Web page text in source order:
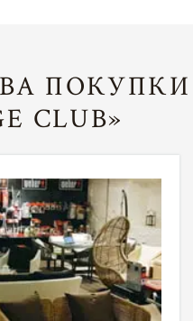
ПОКУПКИ
CLUB»